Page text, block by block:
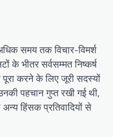
समय तक विचार-विमर्श
के भीतर सर्वसम्मत निष्कर्ष
पूरा करने के लिए जूरी सदस्यों
पहचान गुप्त रखी गई थी,
हिंसक प्रतिवादियों से